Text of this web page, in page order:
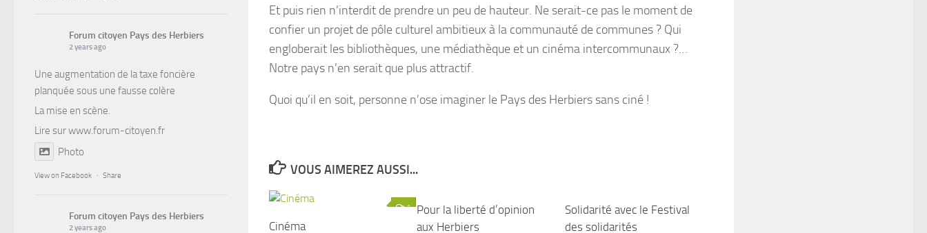
Et puis rien n’interdit de prendre un peu de hauteur. Ne serait-ce pas le moment de
confier un projet de pôle culturel ambitieux à la communauté de communes ? Qui
engloberait les bibliothèques, une médiathèque et un cinéma intercommunaux ?…
Notre pays n’en serait que plus attractif.
Quoi qu’il en soit, personne n’ose imaginer le Pays des Herbiers sans ciné !
VOUS AIMEREZ AUSSI...
1
Cinéma
Pour la liberté d’opinion
aux Herbiers
Solidarité avec le Festival
des solidarités
Forum citoyen Pays des Herbiers
2 years ago
Une augmentation de la taxe foncière
planquée sous une fausse colère
La mise en scène.
Lire surwww.forum-citoyen.fr
Photo
View on Facebook · Share
Forum citoyen Pays des Herbiers
2 years ago